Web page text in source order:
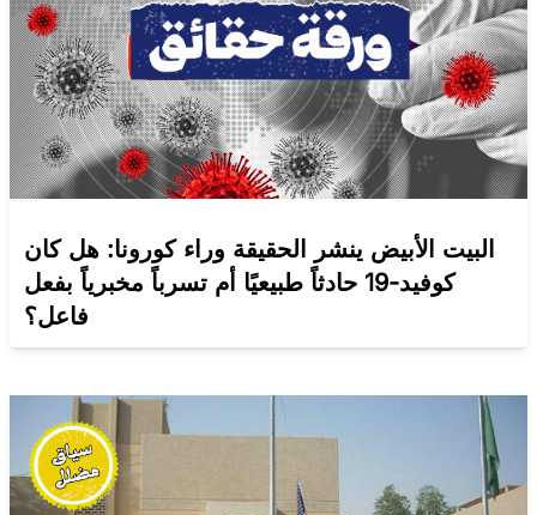
البيت الأبيض ينشر الحقيقة وراء كورونا: هل كان
كوفيد-19 حادثاً طبيعيًا أم تسرباً مخبرياً بفعل
فاعل؟